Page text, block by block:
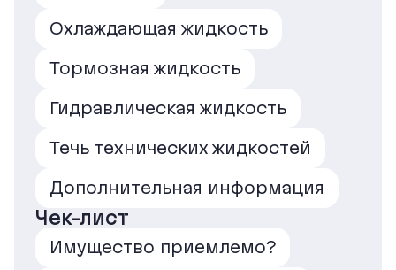
Охлаждающая жидкость
Тормозная жидкость
Гидравлическая жидкость
Течь технических жидкостей
Дополнительная информация
Чек-лист
Имущество приемлемо?